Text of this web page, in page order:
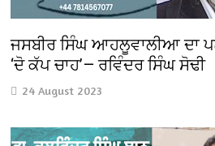
ਜਸਬੀਰ ਸਿੰਘ ਆਹਲੂਵਾਲੀਆ ਦਾ
‘ਦੋ ਕੱਪ ਚਾਹ’— ਰਵਿੰਦਰ ਸਿੰਘ ਸੋਢੀ
24 August 2023